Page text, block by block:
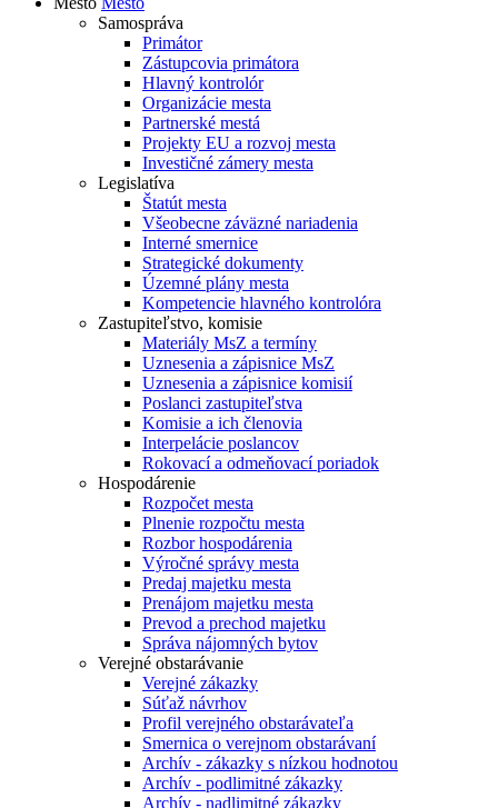
Samospráva
Primátor
Zástupcovia primátora
Hlavný kontrolór
Organizácie mesta
Partnerské mestá
Projekty EU a rozvoj mesta
Investičné zámery mesta
Legislatíva
Štatút mesta
Všeobecne záväzné nariadenia
Interné smernice
Strategické dokumenty
Územné plány mesta
Kompetencie hlavného kontrolóra
Zastupiteľstvo, komisie
Materiály MsZ a termíny
Uznesenia a zápisnice MsZ
Uznesenia a zápisnice komisií
Poslanci zastupiteľstva
Komisie a ich členovia
Interpelácie poslancov
Rokovací a odmeňovací poriadok
Hospodárenie
Rozpočet mesta
Plnenie rozpočtu mesta
Rozbor hospodárenia
Výročné správy mesta
Predaj majetku mesta
Prenájom majetku mesta
Prevod a prechod majetku
Správa nájomných bytov
Verejné obstarávanie
Verejné zákazky
Súťaž návrhov
Profil verejného obstarávateľa
Smernica o verejnom obstarávaní
Archív - zákazky s nízkou hodnotou
Archív - podlimitné zákazky
Archív - nadlimitné zákazky